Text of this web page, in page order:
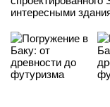
интересными